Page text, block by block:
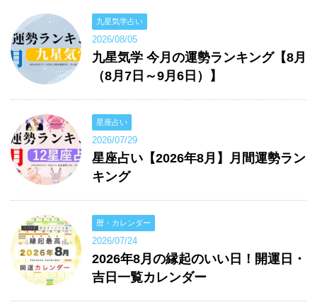
九星気学占い
2026/08/05
九星気学 今月の運勢ランキング【8月
（8月7日～9月6日）】
星座占い
2026/07/29
星座占い【2026年8月】月間運勢ラン
キング
暦・カレンダー
2026/07/24
2026年8月の縁起のいい日！開運日・
吉日一覧カレンダー